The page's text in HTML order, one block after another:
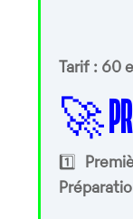
Tarif : 60
🚀
1️⃣